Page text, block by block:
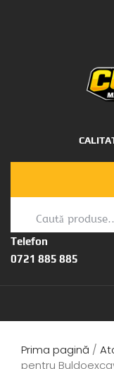
Telefon
0721 885 885
Prima pagină /
pentru